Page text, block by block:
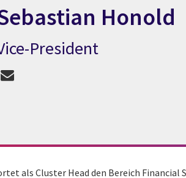
Honold
Profil Sebastian Honold
President
als Cluster Head den Bereich Financial